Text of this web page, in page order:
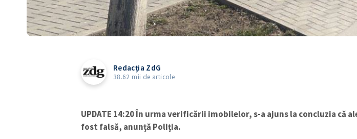
Redacția ZdG
38.62 mii de articole
UPDATE 14:20 În urma verificării imobilelor, s-a ajuns la concluzia că
fost falsă, anunță Poliția.